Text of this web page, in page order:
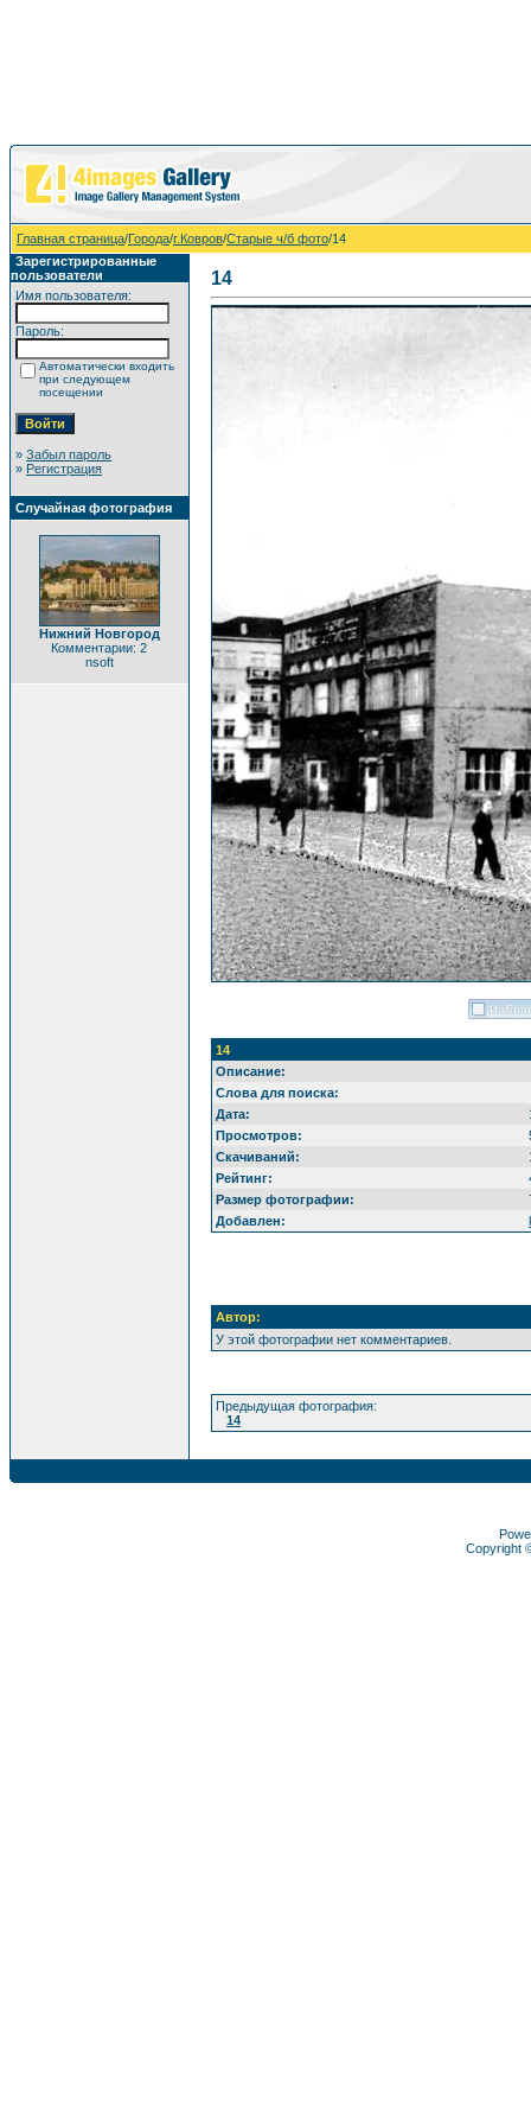
Главная страница/Города/г.Ковров/Старые ч/б фото/14
Зарегистрированные
пользователи
Имя пользователя:
Пароль:
Автоматически входить
при следующем
посещении
» Забыл пароль
» Регистрация
Случайная фотография
Нижний Новгород
Комментарии: 2
nsoft
14
14
Описание:
Слова для поиска:
Дата:
Просмотров:
Скачиваний:
Рейтинг:
Размер фотографии:
Добавлен:
Автор:
У этой фотографии нет комментариев.
Предыдущая фотография:
14
Copyright